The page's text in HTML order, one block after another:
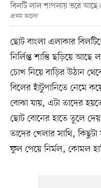
বিলটি লাল শাপলায় ভরে
প্রথম আলো
ছোট বাংলা এলাকার
নির্লিপ্ত শান্তি ছড়িয়ে
চোখ নিয়ে বাড়ির উঠান
বিলের হাঁটুপানিতে নেমে
বোঝা যায়, এটা তাদের
ছোট বোনের হাতে তুলে
তাদের খেলার সাথি,
ফুল পেয়ে নির্মল, কোমল